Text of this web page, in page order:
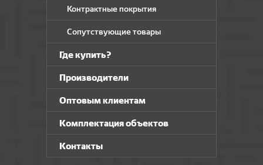
Контрактные покрытия
Сопутствующие товары
Где купить?
Производители
Оптовым клиентам
Комплектация объектов
Контакты